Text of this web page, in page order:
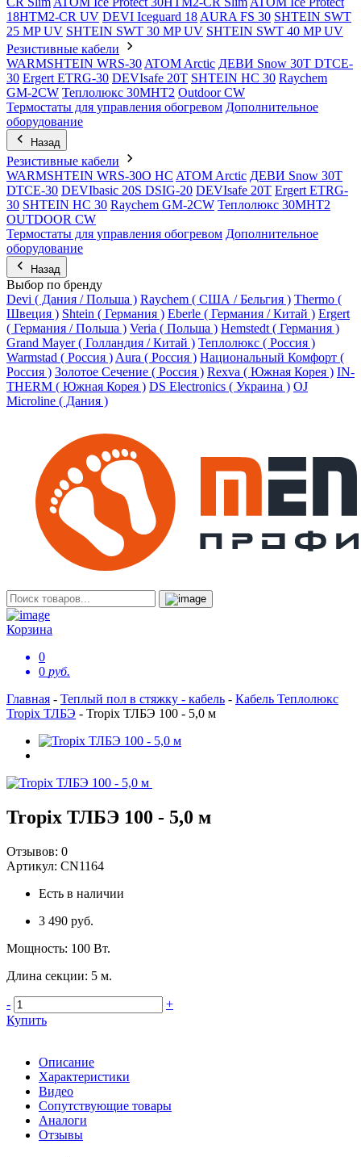
18HTM2-CR UV DEVI Iceguard 18 AURA FS 30 SHTEIN SWT
25 MP UV SHTEIN SWT 30 MP UV SHTEIN SWT 40 MP UV
Резистивные кабели
WARMSHTEIN WRS-30 ATOM Arctic ДЕВИ Snow 30T DTCE-
30 Ergert ETRG-30 DEVIsafe 20T SHTEIN HC 30 Raychem
GM-2CW Теплолюкс 30МНТ2 Outdoor CW
Термостаты для управления обогревом Дополнительное
оборудование
Назад
Резистивные кабели
WARMSHTEIN WRS-30O HC ATOM Arctic ДЕВИ Snow 30T
DTCE-30 DEVIbasic 20S DSIG-20 DEVIsafe 20T Ergert ETRG-
30 SHTEIN HC 30 Raychem GM-2CW Теплолюкс 30МНТ2
OUTDOOR CW
Термостаты для управления обогревом Дополнительное
оборудование
Назад
Выбор по бренду
Devi ( Дания / Польша ) Raychem ( США / Бельгия ) Thermo (
Швеция ) Shtein ( Германия ) Eberle ( Германия / Китай ) Ergert
( Германия / Польша ) Veria ( Польша ) Hemstedt ( Германия )
Grand Mayer ( Голландия / Китай ) Теплолюкс ( Россия )
Warmstad ( Россия ) Aura ( Россия ) Национальный Комфорт (
Россия ) Золотое Сечение ( Россия ) Rexva ( Южная Корея ) IN-
THERM ( Южная Корея ) DS Electronics ( Украина ) OJ
Microline ( Дания )
Корзина
0
0 руб.
Главная - Теплый пол в стяжку - кабель - Кабель Теплолюкс
Tropix ТЛБЭ - Tropix ТЛБЭ 100 - 5,0 м
Tropix ТЛБЭ 100 - 5,0 м
Отзывов: 0
Артикул: CN1164
Есть в наличии
3 490 руб.
Мощность: 100 Вт.
Длина секции: 5 м.
-
+
Купить
Описание
Характеристики
Видео
Сопутствующие товары
Аналоги
Отзывы